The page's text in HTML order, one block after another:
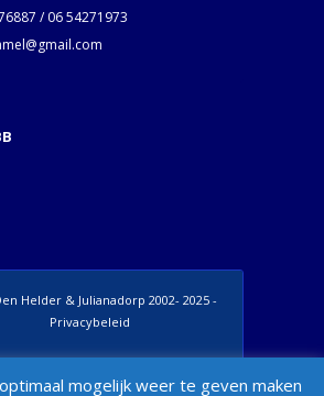
/ 06 54271973
Helder & Julianadorp 2002- 2025 -
Privacybeleid
mogelijk weer te geven maken